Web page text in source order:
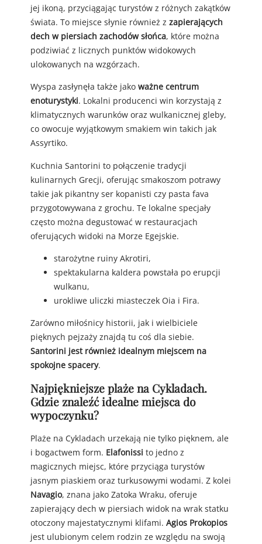
jej ikoną, przyciągając turystów z różnych zakątków
świata. To miejsce słynie również z zapierających
dech w piersiach zachodów słońca, które można
podziwiać z licznych punktów widokowych
ulokowanych na wzgórzach.
Wyspa zasłynęła także jako ważne centrum
enoturystyki. Lokalni producenci win korzystają z
klimatycznych warunków oraz wulkanicznej gleby,
co owocuje wyjątkowym smakiem win takich jak
Assyrtiko.
Kuchnia Santorini to połączenie tradycji
kulinarnych Grecji, oferując smakoszom potrawy
takie jak pikantny ser kopanisti czy pasta fava
przygotowywana z grochu. Te lokalne specjały
często można degustować w restauracjach
oferujących widoki na Morze Egejskie.
starożytne ruiny Akrotiri,
spektakularna kaldera powstała po erupcji
wulkanu,
urokliwe uliczki miasteczek Oia i Fira.
Zarówno miłośnicy historii, jak i wielbiciele
pięknych pejzaży znajdą tu coś dla siebie.
Santorini jest również idealnym miejscem na
spokojne spacery.
Najpiękniejsze plaże na Cykladach.
Gdzie znaleźć idealne miejsca do
wypoczynku?
Plaże na Cykladach urzekają nie tylko pięknem, ale
i bogactwem form. Elafonissi to jedno z
magicznych miejsc, które przyciąga turystów
jasnym piaskiem oraz turkusowymi wodami. Z kolei
Navagio, znana jako Zatoka Wraku, oferuje
zapierający dech w piersiach widok na wrak statku
otoczony majestatycznymi klifami. Agios Prokopios
jest ulubionym celem rodzin ze względu na swoją